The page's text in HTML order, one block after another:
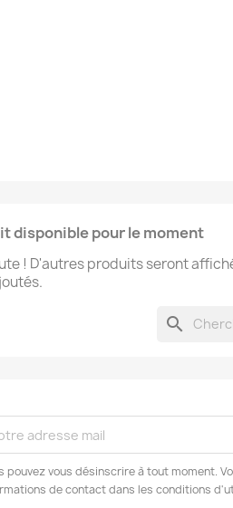
disponible pour le moment
! D'autres produits seront
search
pouvez vous désinscrire à tout moment.
de contact dans les conditions